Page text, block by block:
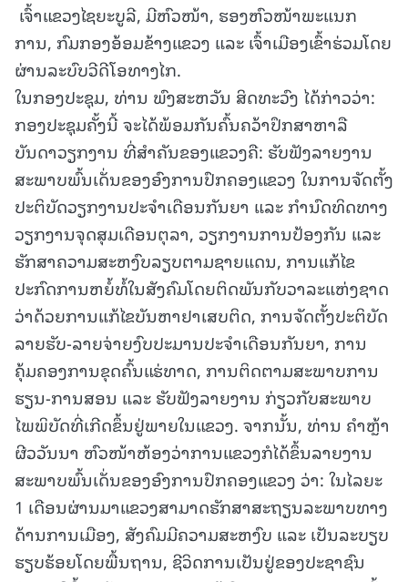
ເຈົ້າແຂວງໄຊຍະບູລີ, ມີຫົວໜ້າ, ຮອງຫົວໜ້າພະແນກ
ການ, ກົມກອງອ້ອມຂ້າງແຂວງ ແລະ ເຈົ້າເມືອງເຂົ້າຮ່ວມໂດຍ
ຜ່ານລະບົບວີດີໂອທາງໄກ.
ໃນກອງປະຊຸມ, ທ່ານ ພົງສະຫວັນ ສິດທະວົງ ໄດ້ກ່າວວ່າ:
ກອງປະຊຸມຄັ້ງນີ້ ຈະໄດ້ພ້ອມກັນຄົ້ນຄວ້າປຶກສາຫາລື
ບັນດາວຽກງານ ທີ່ສຳຄັນຂອງແຂວງຄື: ຮັບຟັງລາຍງານ
ສະພາບພົ້ນເດັ່ນຂອງອົງການປົກຄອງແຂວງ ໃນການຈັດຕັ້ງ
ປະຕິບັດວຽກງານປະຈຳເດືອນກັນຍາ ແລະ ກໍານົດທິດທາງ
ວຽກງານຈຸດສຸມເດືອນຕຸລາ, ວຽກງານການປ້ອງກັນ ແລະ
ຮັກສາຄວາມສະຫງົບລຽບຕາມຊາຍແດນ, ການແກ້ໄຂ
ປະກົດການຫຍໍ້ທໍ້ໃນສັງຄົມໂດຍຕິດພັນກັບວາລະແຫ່ງຊາດ
ວ່າດ້ວຍການແກ້ໄຂບັນຫາຢາເສບຕິດ, ການຈັດຕັ້ງປະຕິບັດ
ລາຍຮັບ-ລາຍຈ່າຍງົບປະມານປະຈຳເດືອນກັນຍາ, ການ
ຄຸ້ມຄອງການຂຸດຄົ້ນແຮ່ທາດ, ການຕິດຕາມສະພາບການ
ຮຽນ-ການສອນ ແລະ ຮັບຟັງລາຍງານ ກ່ຽວກັບສະພາບ
ໄພພິບັດທີ່ເກີດຂຶ້ນຢູ່ພາຍໃນແຂວງ. ຈາກນັ້ນ, ທ່ານ ຄໍາຫຼ້າ
ຜີວວັນນາ ຫົວໜ້າຫ້ອງວ່າການແຂວງກໍໄດ້ຂຶ້ນລາຍງານ
ສະພາບພົ້ນເດັ່ນຂອງອົງການປົກຄອງແຂວງ ວ່າ: ໃນໄລຍະ
1 ເດືອນຜ່ານມາແຂວງສາມາດຮັກສາສະຖຽນລະພາບທາງ
ດ້ານການເມືອງ, ສັງຄົມມີຄວາມສະຫງົບ ແລະ ເປັນລະບຽບ
ຮຽບຮ້ອຍໂດຍພື້ນຖານ, ຊີວິດການເປັນຢູ່ຂອງປະຊາຊົນ